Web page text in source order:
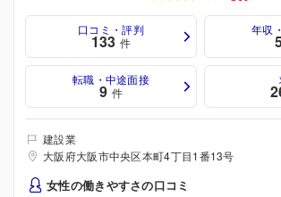
口コミ・評判
133 件
年収
転職・中途面接
9 件
建設業
大阪府大阪市中央区本町4丁目1番13号
女性の働きやすさの口コミ